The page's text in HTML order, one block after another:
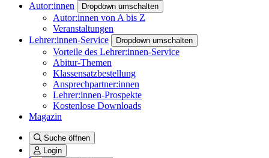
Autor:innen
Dropdown umschalten
Autor:innen von A bis Z
Veranstaltungen
Lehrer:innen-Service
Dropdown umschalten
Vorteile des Lehrer:innen-Service
Abitur-Themen
Klassensatzbestellung
Ansprechpartner:innen
Lehrer:innen-Prospekte
Kostenlose Downloads
Magazin
Suche öffnen
Login